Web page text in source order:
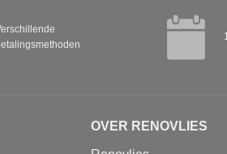
OVER RENOVLIES